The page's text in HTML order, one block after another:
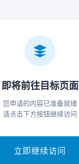
即将前往目标页面
您申请的内容已准备就绪
请点击下方按钮继续访问
立即继续访问